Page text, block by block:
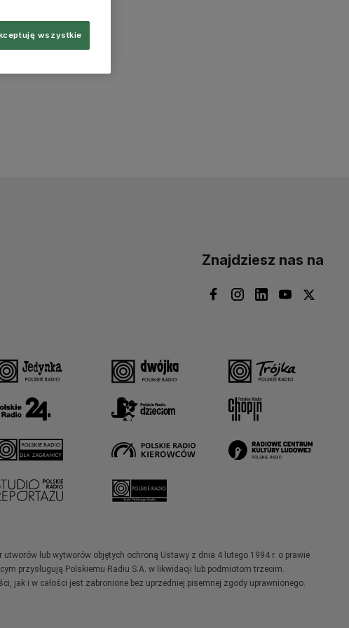
Znajdziesz nas na
lub wytworów objętych ochroną Ustawy z dnia 4 lutego 1994 r. o prawie
przysługują Polskiemu Radiu S.A. w likwidacji lub podmiotom trzecim.
jak i w całości jest zabronione bez uprzedniej pisemnej zgody uprawnionego.
wszystkie